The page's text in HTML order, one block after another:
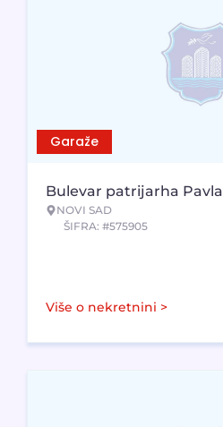
Garaže
Bulevar patrijarha Pavla
NOVI SAD
ŠIFRA: #575905
Više o nekretnini >